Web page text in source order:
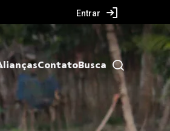
Entrar
ContatoBusca